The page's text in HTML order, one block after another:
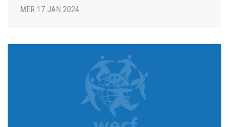
MER 17 JAN 2024